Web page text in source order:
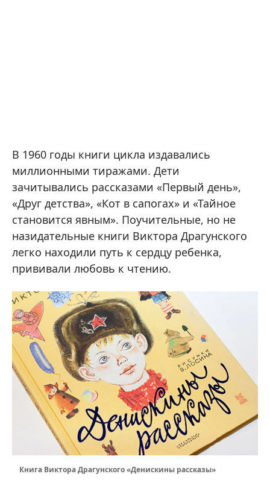
В 1960 годы книги цикла издавались
миллионными тиражами. Дети
зачитывались рассказами «Первый день»,
«Друг детства», «Кот в сапогах» и «Тайное
становится явным». Поучительные, но не
назидательные книги Виктора Драгунского
легко находили путь к сердцу ребенка,
прививали любовь к чтению.
Книга Виктора Драгунского «Денискины рассказы»